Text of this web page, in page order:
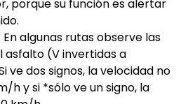
porque su función es alertar
algunas rutas observe las
asfalto (V invertidas a
ve dos signos, la velocidad no
h y si *sólo ve un signo, la